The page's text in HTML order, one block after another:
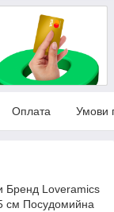
Оплата Умови
Бренд Loveramics
см Посудомийна